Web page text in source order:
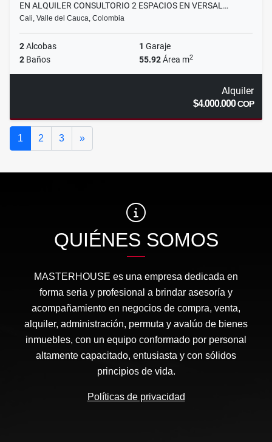
EN ALQUILER CONSULTORIO 2 ESPACIOS EN VERSAL…
Cali, Valle del Cauca, Colombia
2Alcobas 1 Garaje
2 Baños 55.92Área m2
Alquiler
$4.000.000COP
1 2 3 »Siguiente
QUIÉNES SOMOS
MASTERHOUSE es una empresa dedicada en
forma seria y profesional a brindar asesoría y
acompañamiento en negocios de compra, venta,
alquiler, administración, permuta y avalúo de bienes
inmuebles, con un equipo conformado por personal
altamente capacitado, entusiasta y con sólidos
principios de vida.
Políticas de privacidad